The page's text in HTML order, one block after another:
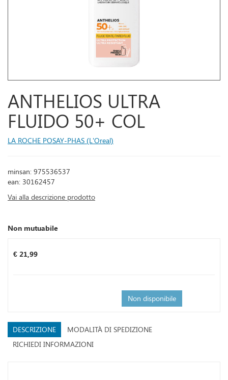
ANTHELIOS ULTRA
FLUIDO 50+ COL
LA ROCHE POSAY-PHAS (L'Oreal)
minsan: 975536537
ean: 30162457
Vai alla descrizione prodotto
Non mutuabile
Prezzo
€ 21,99
Non disponibile
DESCRIZIONE
MODALITÀ DI SPEDIZIONE
RICHIEDI INFORMAZIONI